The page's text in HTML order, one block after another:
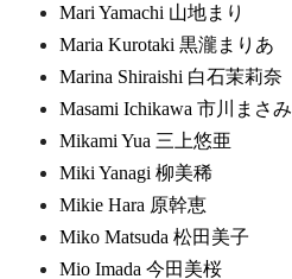
Mari Yamachi 山地まり
Maria Kurotaki 黒瀧まりあ
Marina Shiraishi 白石茉莉奈
Masami Ichikawa 市川まさみ
Mikami Yua 三上悠亜
Miki Yanagi 柳美稀
Mikie Hara 原幹恵
Miko Matsuda 松田美子
Mio Imada 今田美桜